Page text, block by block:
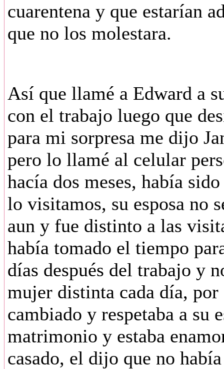
cuarentena y que estarían
que no los molestara.
Así que llamé a Edward a
con el trabajo luego que
para mi sorpresa me dijo
pero lo llamé al celular
hacía dos meses, había
lo visitamos, su esposa no
aun y fue distinto a las
había tomado el tiempo
días después del trabajo y
mujer distinta cada día, por
cambiado y respetaba a su
matrimonio y estaba
casado, el dijo que no